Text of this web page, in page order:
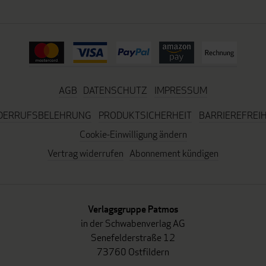
AGB DATENSCHUTZ
IMPRESSUM
PRODUKTSICHERHEIT
Cookie-Einwilligung ändern
Vertrag widerrufen Abonnement kündigen
Verlagsgruppe Patmos
in der Schwabenverlag AG
Senefelderstraße 12
73760 Ostfildern